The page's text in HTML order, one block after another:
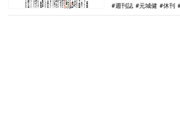
週刊誌
元城健 休刊